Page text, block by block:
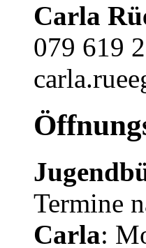
Carla
079 619
Termine
Carla: